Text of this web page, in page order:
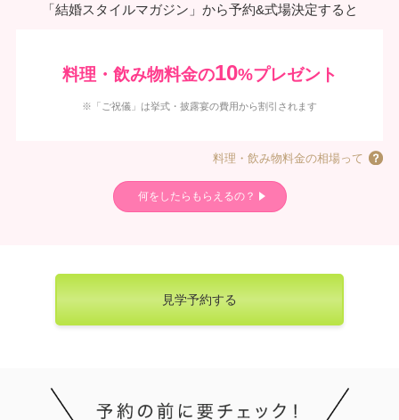
「結婚スタイルマガジン」から予約&式場決定すると
料理・飲み物料金の10%プレゼント
※「ご祝儀」は挙式・披露宴の費用から割引されます
料理・飲み物料金の相場って
何をしたらもらえるの？
見学予約する